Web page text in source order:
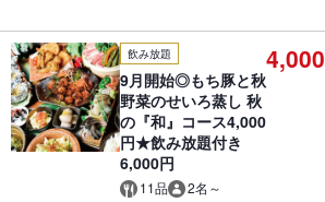
飲み放題
9月開始◎もち豚と秋
野菜のせいろ蒸し 秋
の『和』コース4,000
円★飲み放題付き
6,000円
11品 2名～
4,000